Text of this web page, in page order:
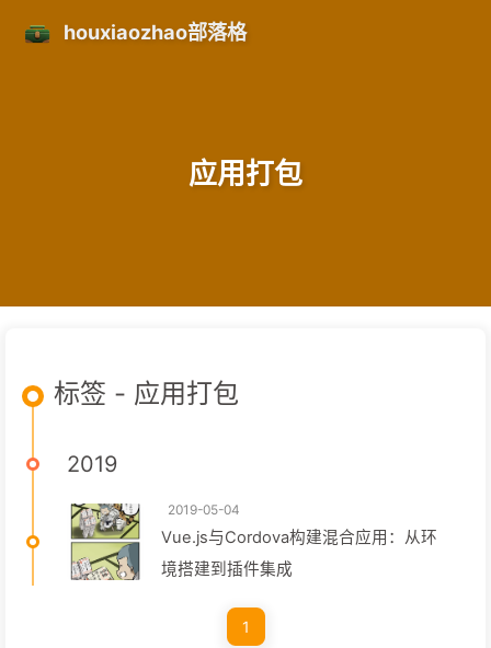
houxiaozhao部落格
应用打包
标签 - 应用打包
2019
2019-05-04
Vue.js与Cordova构建混合应用：从环
境搭建到插件集成
1